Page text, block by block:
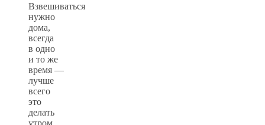
Взвешиваться
нужно
дома,
всегда
в одно
и то же
время —
лучше
всего
это
делать
утром